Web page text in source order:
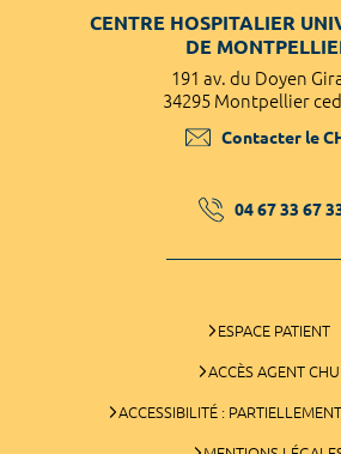
CENTRE HOSPITALIER
DE
191 av. du Doyen
34295 Montpellier
Contacter le
04 67 33 67
ESPACE PATIENT
ACCÈS AGENT CHU
ACCESSIBILITÉ :